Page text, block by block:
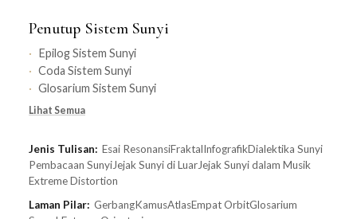
Penutup Sistem Sunyi
Epilog Sistem Sunyi
Coda Sistem Sunyi
Glosarium Sistem Sunyi
Lihat Semua
Jenis Tulisan: Esai ResonansiFraktalInfografikDialektika Sunyi
Pembacaan SunyiJejak Sunyi di LuarJejak Sunyi dalam Musik
Extreme Distortion
Laman Pilar: GerbangKamusAtlasEmpat OrbitGlosarium